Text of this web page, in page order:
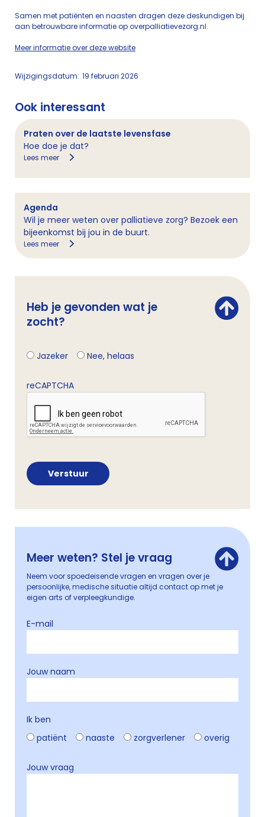
Samen met patiënten en naasten dragen deze deskundigen bij
aan betrouwbare informatie op overpalliatievezorg.nl.
Meer informatie over deze website
Wijzigingsdatum: 19 februari 2026
Ook interessant
Praten over de laatste levensfase
Hoe doe je dat?
Lees meer
Agenda
Wil je meer weten over palliatieve zorg? Bezoek een
bijeenkomst bij jou in de buurt.
Lees meer
Heb je gevonden wat je
zocht?
Jazeker Nee, helaas
reCAPTCHA
Meer weten? Stel je vraag
Neem voor spoedeisende vragen en vragen over je
persoonlijke, medische situatie altijd contact op met je
eigen arts of verpleegkundige.
E-mail
Jouw naam
Ik ben
patiënt
naaste zorgverlener overig
Jouw vraag